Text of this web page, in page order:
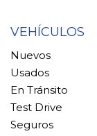
VEHÍCULOS
Nuevos
Usados
En Tránsito
Test Drive
Seguros